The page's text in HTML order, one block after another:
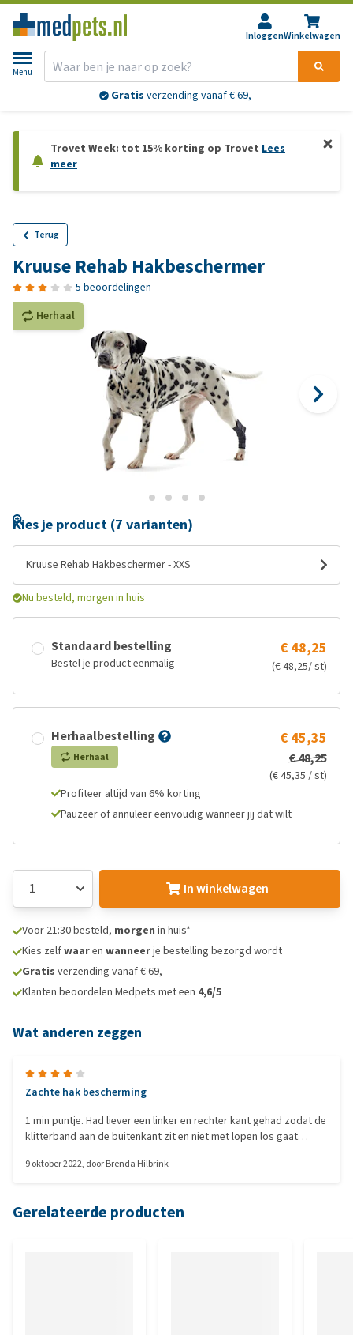
InloggenWinkelwagen
Menu
Gratis verzending vanaf € 69,-
Trovet Week: tot 15% korting op Trovet Lees
meer
Terug
Kruuse Rehab Hakbeschermer
5 beoordelingen
Herhaal
Kies je product (7 varianten)
Kruuse Rehab Hakbeschermer - XXS
Nu besteld, morgen in huis
Standaard bestelling
Bestel je product eenmalig
€ 48,25
(€ 48,25/ st)
Herhaalbestelling
Herhaal
€ 45,35
€ 48,25
(€ 45,35 / st)
Profiteer altijd van 6% korting
Pauzeer of annuleer eenvoudig wanneer jij dat wilt
In winkelwagen
Voor 21:30 besteld, morgen in huis*
Kies zelfwaaren wanneerje bestelling bezorgd wordt
Gratis verzending vanaf € 69,-
Klanten beoordelen Medpets met een 4,6/5
Wat anderen zeggen
Zachte hak bescherming
1 min puntje. Had liever een linker en rechter kant gehad zodat de
klitterband aan de buitenkant zit en niet met lopen los gaat
9 oktober 2022, doorBrenda Hilbrink
Gerelateerde producten